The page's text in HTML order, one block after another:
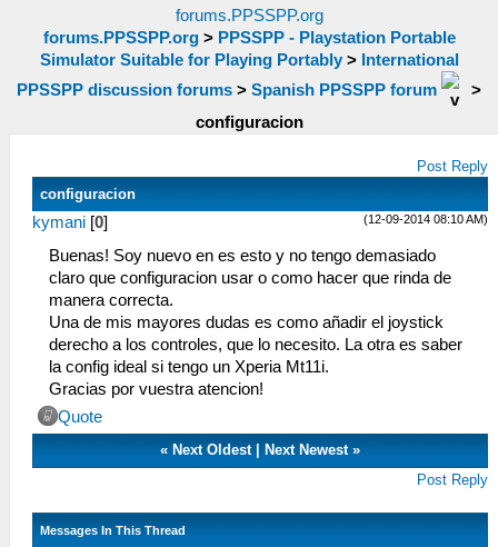
forums.PPSSPP.org
forums.PPSSPP.org> PPSSPP - Playstation Portable
Simulator Suitable for Playing Portably> International
PPSSPP discussion forums > Spanish PPSSPP forum
>
configuracion
Post Reply
configuracion
(12-09-2014 08:10 AM)
kymani [0]
Buenas! Soy nuevo en es esto y no tengo demasiado
claro que configuracion usar o como hacer que rinda de
manera correcta.
Una de mis mayores dudas es como añadir el joystick
derecho a los controles, que lo necesito. La otra es saber
la config ideal si tengo un Xperia Mt11i.
Gracias por vuestra atencion!
Quote
« Next Oldest| Next Newest»
Post Reply
Messages In This Thread